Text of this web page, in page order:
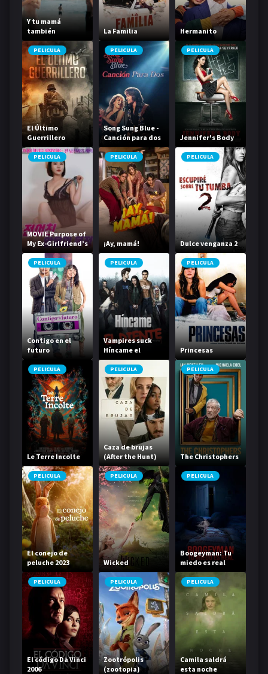
Y tu mamá
también
La Familia Hermanito
PELICULA
El Último
Guerrillero
PELICULA
Song Sung Blue -
Canción para dos
PELICULA
Jennifer's Body
PELICULA
MOVIE Purpose of
My Ex-Girlfriend’s
Naked Body
PELICULA
¡Ay, mamá!
PELICULA
Dulce venganza 2
PELICULA
Contigo en el
futuro
PELICULA
Vampires suck
Híncame el
diente
PELICULA
Princesas
PELICULA
Le Terre Incolte
PELICULA
Caza de brujas
(After the Hunt)
PELICULA
The Christophers
PELICULA
El conejo de
peluche 2023
PELICULA
Wicked
PELICULA
Boogeyman: Tu
miedo es real
PELICULA
El código Da Vinci
2006
PELICULA
Zootrópolis
(zootopia)
PELICULA
Camila saldrá
esta noche